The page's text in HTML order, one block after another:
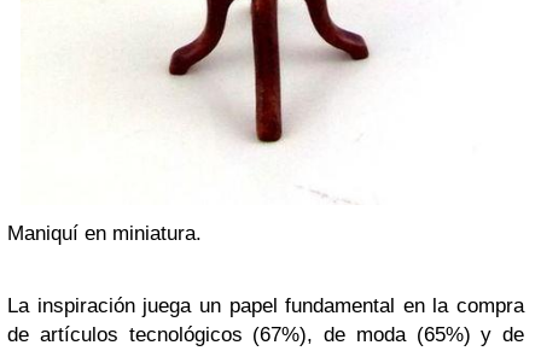
Maniquí en miniatura.
La inspiración juega un papel fundamental en la compra
de artículos tecnológicos (67%), de moda (65%) y de